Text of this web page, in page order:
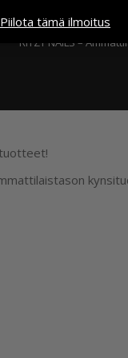
Piilota tämä ilmoitusKassa
RITZY NAILS –